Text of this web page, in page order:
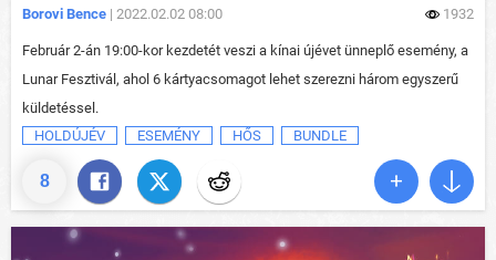
8
Borovi Bence | 2022.02.02 08:00 1932
Február 2-án 19:00-kor kezdetét veszi a kínai újévet ünneplő esemény, a
Lunar Fesztivál, ahol 6 kártyacsomagot lehet szerezni három egyszerű
küldetéssel.
HOLDÚJÉV
ESEMÉNY HŐS BUNDLE